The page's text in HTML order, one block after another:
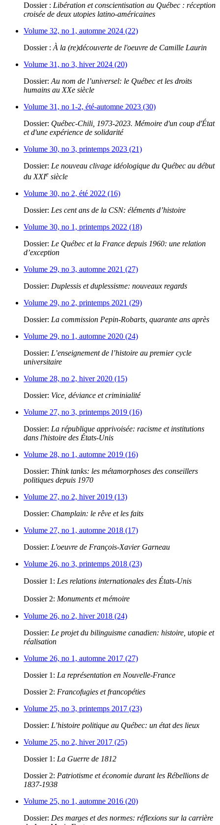
Dossier : Libération et conscientisation au Québec : réception
croisée de deux utopies latino-américaines
Volume 32, no 1, automne 2024 (22)
Dossier : À la (re)découverte de l'oeuvre de Camille Laurin
Volume 31, no 3, hiver 2024 (20)
Dossier: Au nom de l’universel: le Québec et les droits
humains au XXe siècle
Volume 31, no 1-2, été-automne 2023 (30)
Dossier: Québec-Chili, 1973-2023. Mémoire d'un coup d'État
et d'une expérience de solidarité
Volume 30, no 3, printemps 2023 (21)
Dossier: Le nouveau clivage idéologique du Québec au début
du XXIe siècle
Volume 30, no 2, été 2022 (16)
Dossier: Les cent ans de la CSN: éléments d’histoire
Volume 30, no 1, printemps 2022 (18)
Dossier: Le Québec et la France depuis 1960: une relation
d’exception
Volume 29, no 3, automne 2021 (27)
Dossier: Duplessis et duplessisme: nouveaux regards
Volume 29, no 2, printemps 2021 (29)
Dossier: La commission Pepin-Robarts, quarante ans après
Volume 29, no 1, automne 2020 (24)
Dossier: L’enseignement de l’histoire au premier cycle
universitaire
Volume 28, no 2, hiver 2020 (15)
Dossier: Vice, déviance et criminialité
Volume 27, no 3, printemps 2019 (16)
Dossier: La république apprivoisée: racisme et institutions
dans l'histoire des États-Unis
Volume 28, no 1, automne 2019 (16)
Dossier: Think tanks: les métamorphoses des conseillers
politiques depuis 1970
Volume 27, no 2, hiver 2019 (13)
Dossier: Champlain: le rêve et les faits
Volume 27, no 1, automne 2018 (17)
Dossier: L'oeuvre de François-Xavier Garneau
Volume 26, no 3, printemps 2018 (23)
Dossier 1: Les relations internationales des États-Unis
Dossier 2: Monuments et mémoire
Volume 26, no 2, hiver 2018 (24)
Dossier: Le projet du bilinguisme canadien: histoire, utopie et
réalisation
Volume 26, no 1, automne 2017 (27)
Dossier 1: La représentation en Nouvelle-France
Dossier 2: Francofugies et francopéties
Volume 25, no 3, printemps 2017 (23)
Dossier: L’histoire politique au Québec: un état des lieux
Volume 25, no 2, hiver 2017 (25)
Dossier 1: La Guerre de 1812
Dossier 2: Patriotisme et économie durant les Rébellions de
1837-1938
Volume 25, no 1, automne 2016 (20)
Dossier: Des marges et des normes: réflexions sur la carrière